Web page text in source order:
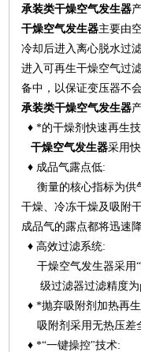
承装类干燥空气发生器
干燥空气发生器主要由
冷却后进入离心脱水过
进入可再生干燥空气过
备中，以保证变压器不
承装类干燥空气发生器
♦ *的干燥剂快速再生
干燥空气发生器采用
♦ 成品气露点低:
衡量的核心指标为供
干燥、冷冻干燥及吸附
成品气的露点都将迅速
♦ 高效过滤系统:
干燥空气发生器采用“
级过滤器过滤精度为
♦ *抛弃吸附剂加热再
吸附剂采用无热压差
♦ *“一键操控"技术: